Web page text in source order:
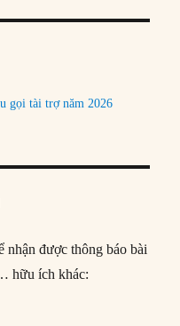
gọi tài trợ năm 2026
nhận được thông báo bài
hữu ích khác: